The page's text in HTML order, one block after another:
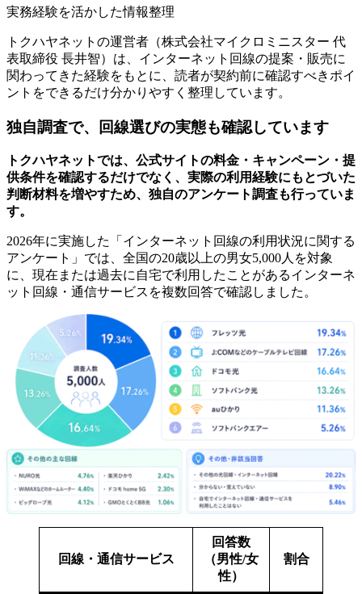
実務経験を活かした情報整理
トクハヤネットの運営者（株式会社マイクロミニスター 代
表取締役 長井智）は、インターネット回線の提案・販売に
関わってきた経験をもとに、読者が契約前に確認すべきポイ
ントをできるだけ分かりやすく整理しています。
独自調査で、回線選びの実態も確認しています
トクハヤネットでは、公式サイトの料金・キャンペーン・提
供条件を確認するだけでなく、 実際の利用経験にもとづいた
判断材料を増やすため、独自のアンケート調査も行っていま
す。
2026年に実施した「インターネット回線の利用状況に関する
アンケート」では、全国の20歳以上の男女5,000人を対象
に、現在または過去に自宅で利用したことがあるインターネ
ット回線・通信サービスを複数回答で確認しました。
回線・通信サービス
回答数
（男性/女
性）
割合